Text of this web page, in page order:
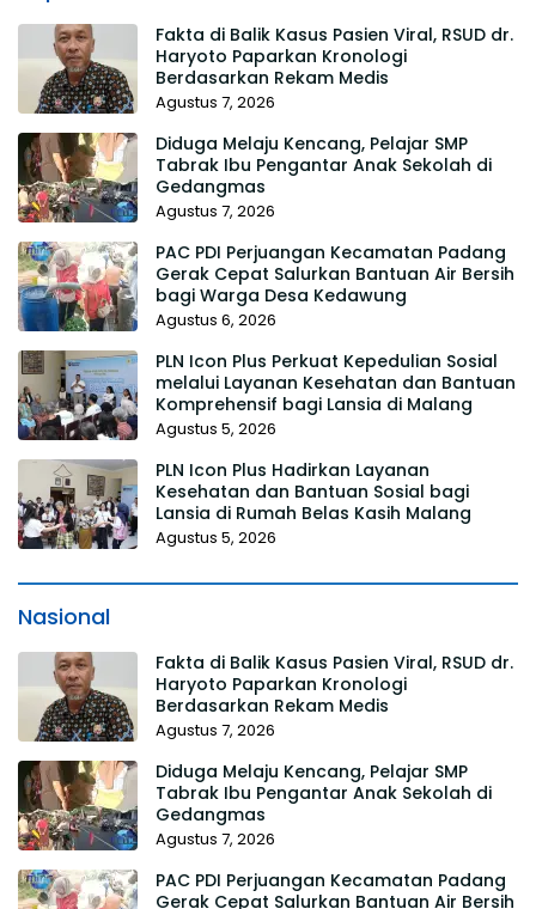
Fakta di Balik Kasus Pasien Viral, RSUD dr.
Haryoto Paparkan Kronologi
Berdasarkan Rekam Medis
Agustus 7, 2026
Diduga Melaju Kencang, Pelajar SMP
Tabrak Ibu Pengantar Anak Sekolah di
Gedangmas
Agustus 7, 2026
PAC PDI Perjuangan Kecamatan Padang
Gerak Cepat Salurkan Bantuan Air Bersih
bagi Warga Desa Kedawung
Agustus 6, 2026
PLN Icon Plus Perkuat Kepedulian Sosial
melalui Layanan Kesehatan dan Bantuan
Komprehensif bagi Lansia di Malang
Agustus 5, 2026
PLN Icon Plus Hadirkan Layanan
Kesehatan dan Bantuan Sosial bagi
Lansia di Rumah Belas Kasih Malang
Agustus 5, 2026
Nasional
Fakta di Balik Kasus Pasien Viral, RSUD dr.
Haryoto Paparkan Kronologi
Berdasarkan Rekam Medis
Agustus 7, 2026
Diduga Melaju Kencang, Pelajar SMP
Tabrak Ibu Pengantar Anak Sekolah di
Gedangmas
Agustus 7, 2026
PAC PDI Perjuangan Kecamatan Padang
Gerak Cepat Salurkan Bantuan Air Bersih